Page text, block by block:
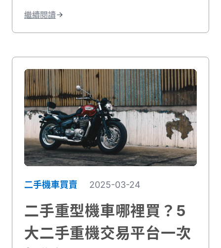
質的Gogoro二手車行給您！
繼續閱讀
二手機車買賣 2025-03-24
二手重型機車哪裡買？5
大二手重機交易平台一次